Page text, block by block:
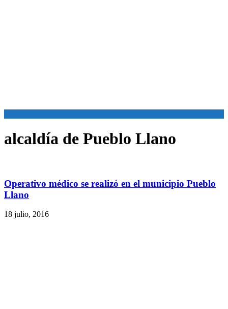
alcaldía de Pueblo Llano
Operativo médico se realizó en el municipio Pueblo
Llano
18 julio, 2016